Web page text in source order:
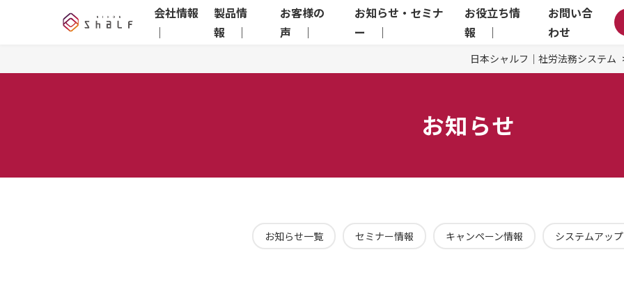
会社情報
｜
製品情
報 ｜
お客様の
声 ｜
お知らせ・セミナ
ー ｜
お役立ち情
報 ｜
お問い合
わせ
日本シャルフ｜社労法務システム
お知らせ
お知らせ一覧 セミナー情報 キャンペーン情報 システムアッ